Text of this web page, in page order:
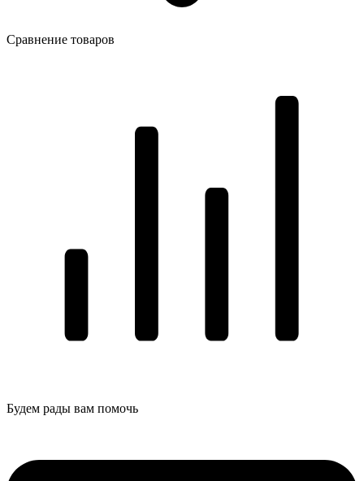
Сравнение товаров
Будем рады вам помочь